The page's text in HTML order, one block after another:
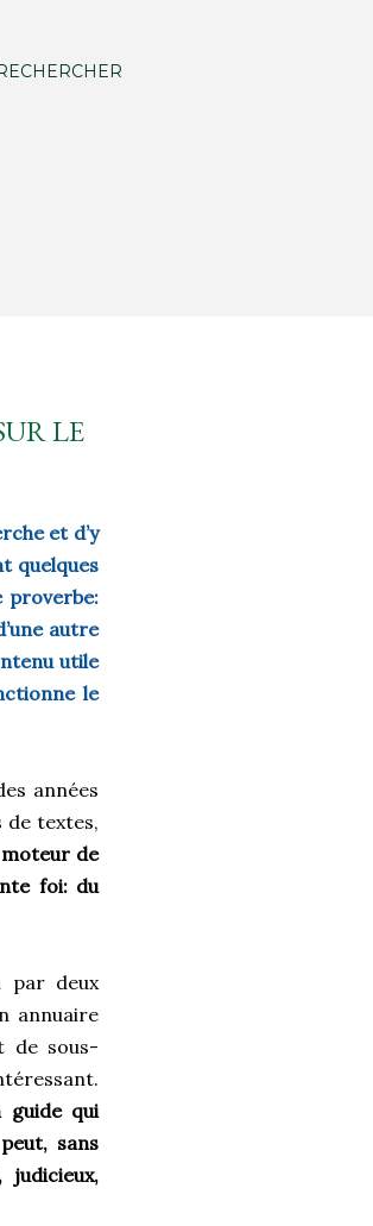
LE
et d’y
quelques
proverbe:
autre
utile
le
années
de textes,
moteur de
foi: du
par deux
annuaire
de sous-
guide qui
sans
judicieux,